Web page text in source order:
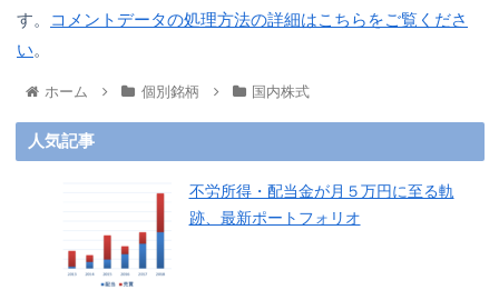
す。
コメントデータの処理方法の詳細はこちらをご覧くださ
い。
ホーム 個別銘柄 国内株式
人気記事
不労所得・配当金が月５万円に至る軌
跡、最新ポートフォリオ